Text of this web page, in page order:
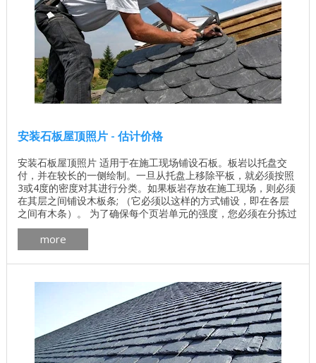
安装石板屋顶照片 - 估计价格
安装石板屋顶照片 适用于在施工现场铺设石板。板岩以托盘交
付，并在较长的一侧绘制。一旦从托盘上移除平板，就必须按照
3或4度的密度对其进行分类。如果板岩存放在施工现场，则必须
在其层之间铺设木板条; （它必须以这样的方式铺设，即在各层
之间有木条）。 为了确保每个页岩单元的强度，您必须在分拣过
程中轻松敲击它。对平板进行分类并测试缺陷后，即可开始安
装。 使用钉子和固定钩安装天然石板屋顶有两种方法。 “另见照
片报道：完整的屋顶，从安装西班牙板岩之前的桁架系统，由
Archiline在明斯克市中心。点击照片！ ...
more